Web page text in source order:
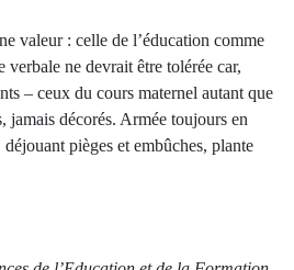
valeur : celle de l’éducation comme
ne devrait être tolérée car,
– ceux du cours maternel autant que
jamais décorés. Armée toujours en
pièges et embûches, plante